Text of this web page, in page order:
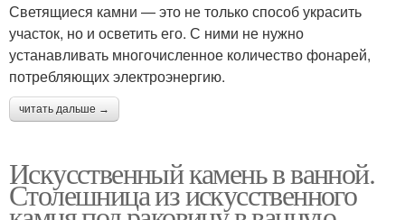
Светящиеся камни — это не только способ украсить
участок, но и осветить его. С ними не нужно
устанавливать многочисленное количество фонарей,
потребляющих электроэнергию.
читать дальше →
Искусственный камень в ванной.
Столешница из искусственного